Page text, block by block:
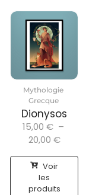
Mythologie
Grecque
Dionysos
15,00 € –
20,00 €
Voir
les
produits